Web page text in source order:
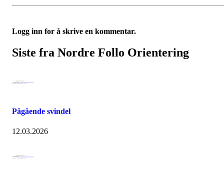
Logg inn for å skrive en kommentar.
Siste fra Nordre Follo Orientering
Pågående svindel
12.03.2026